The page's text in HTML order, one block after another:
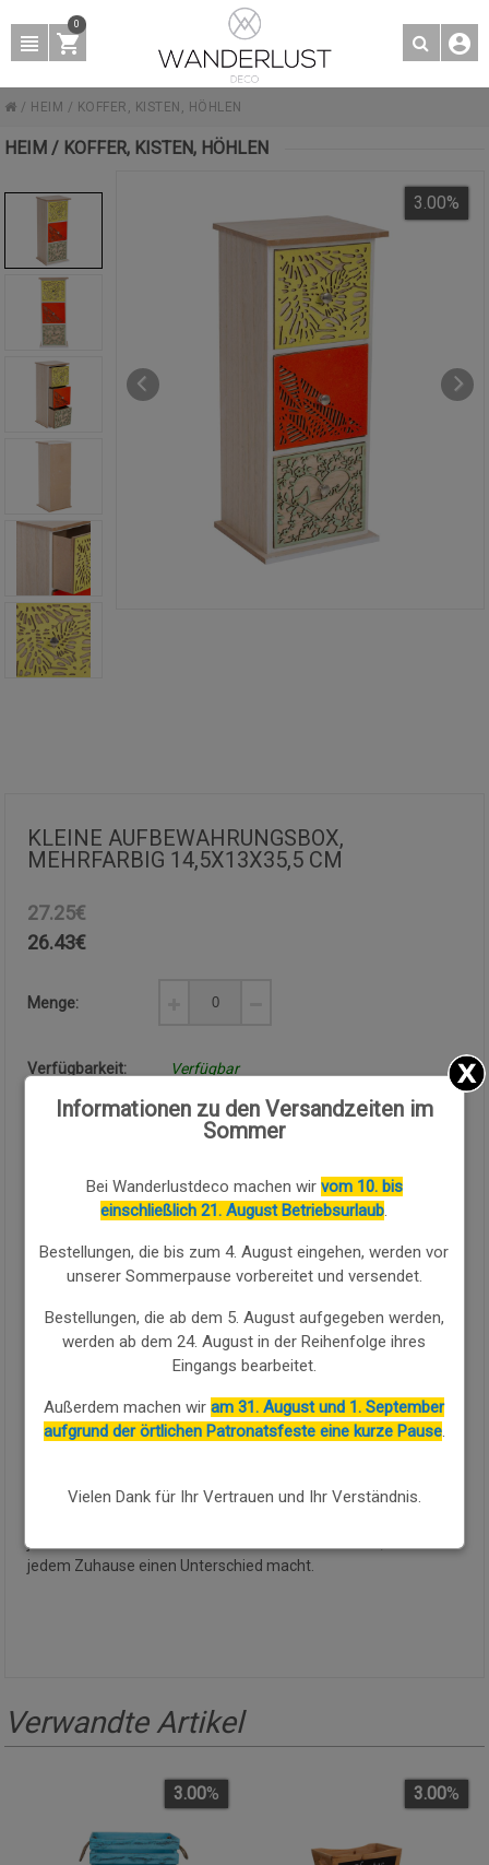
0
/ HEIM / KOFFER, KISTEN, HÖHLEN
HEIM / KOFFER, KISTEN, HÖHLEN
KLEINE AUFBEWAHRUNGSBOX,
MEHRFARBIG 14,5X13X35,5 CM
27.25€
3.00%
26.43€
Menge:
Verfügbarkeit: Verfügbar
KAUFEN SIE WEITER
Diese Organizer-Box in der Farbe Mehrfarbig bietet kompakten
Stauraum und ein sehr auffälliges dekoratives Design für
Fronten in Mehrfarbig-Tönen gefertigt, darunter Gelb, Orange
und Grün, mit Blatt- und Herzmotiven, die einen sehr originellen
Die Maße sind14,5x13x35,5h cm , eine schmale und hohe
Größe für Schlafzimmer, Bäder oder Schreibtische mit
runden Metallgriff, der das tägliche Öffnen im Haus erleichtert.
Jahr über praktischen Stauraum und einen sehr fröhlichen
jedem Zuhause einen Unterschied macht.
Verwandte Artikel
3.00% 3.00%
Informationen zu den Versandzeiten im
Sommer
Bei Wanderlustdeco machen wir vom 10. bis
einschließlich 21. August Betriebsurlaub.
Bestellungen, die bis zum 4. August eingehen, werden vor
unserer Sommerpause vorbereitet und versendet.
Bestellungen, die ab dem 5. August aufgegeben werden,
werden ab dem 24. August in der Reihenfolge ihres
Eingangs bearbeitet.
Außerdem machen wiram 31. August und 1. September
aufgrund der örtlichen Patronatsfeste eine kurze Pause.
Vielen Dank für Ihr Vertrauen und Ihr Verständnis.